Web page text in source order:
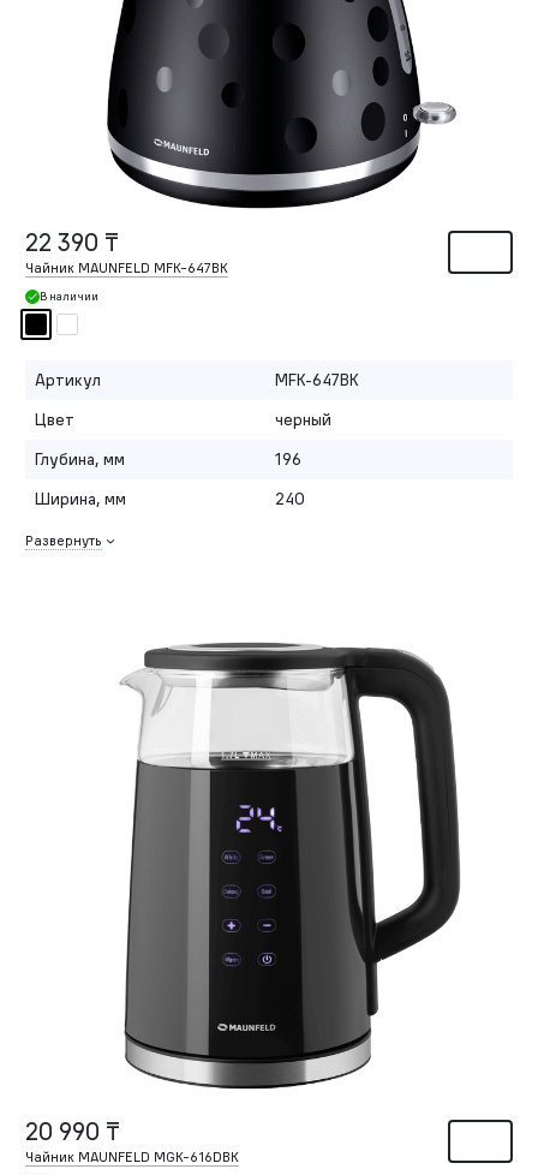
22 390 ₸
Чайник MAUNFELD MFK-647BK
В наличии
Артикул
MFK-647BK
Цвет
черный
Глубина, мм
196
Ширина, мм
240
Развернуть
20 990 ₸
Чайник MAUNFELD MGK-616DBK